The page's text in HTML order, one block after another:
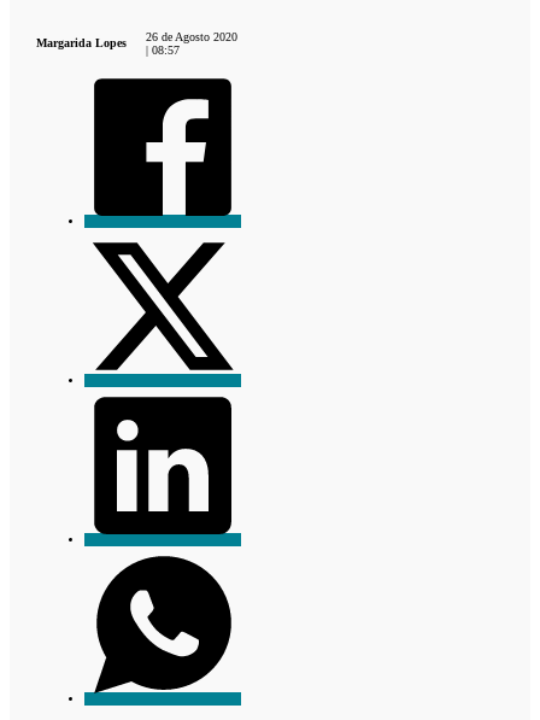
Margarida Lopes
26 de Agosto 2020
| 08:57